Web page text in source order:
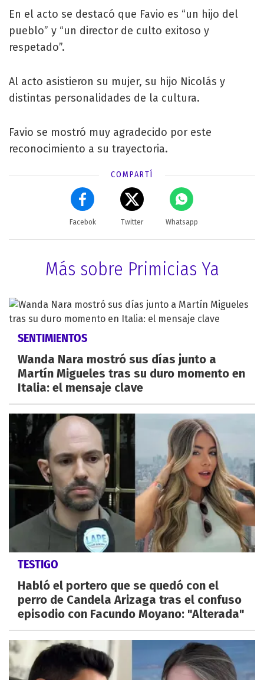
En el acto se destacó que Favio es “un hijo del
pueblo” y “un director de culto exitoso y
respetado”.
Al acto asistieron su mujer, su hijo Nicolás y
distintas personalidades de la cultura.
Favio se mostró muy agradecido por este
reconocimiento a su trayectoria.
COMPARTÍ
Facebok Twitter Whatsapp
Más sobre Primicias Ya
SENTIMIENTOS
Wanda Nara mostró sus días junto a
Martín Migueles tras su duro momento en
Italia: el mensaje clave
TESTIGO
Habló el portero que se quedó con el
perro de Candela Arizaga tras el confuso
episodio con Facundo Moyano: "Alterada"